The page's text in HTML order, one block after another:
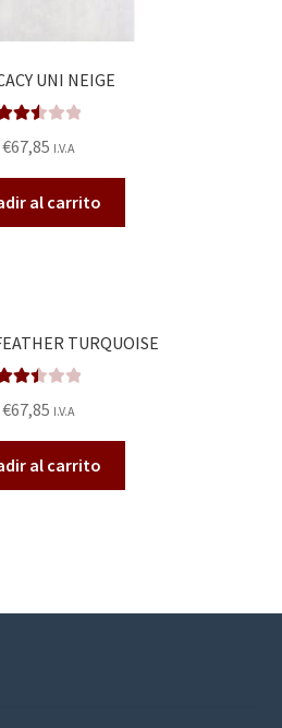
UNI NEIGE
do en
2.55
de 5
€67,85 I.V.A
al carrito
TURQUOISE
do en
2.49
de 5
€67,85 I.V.A
al carrito